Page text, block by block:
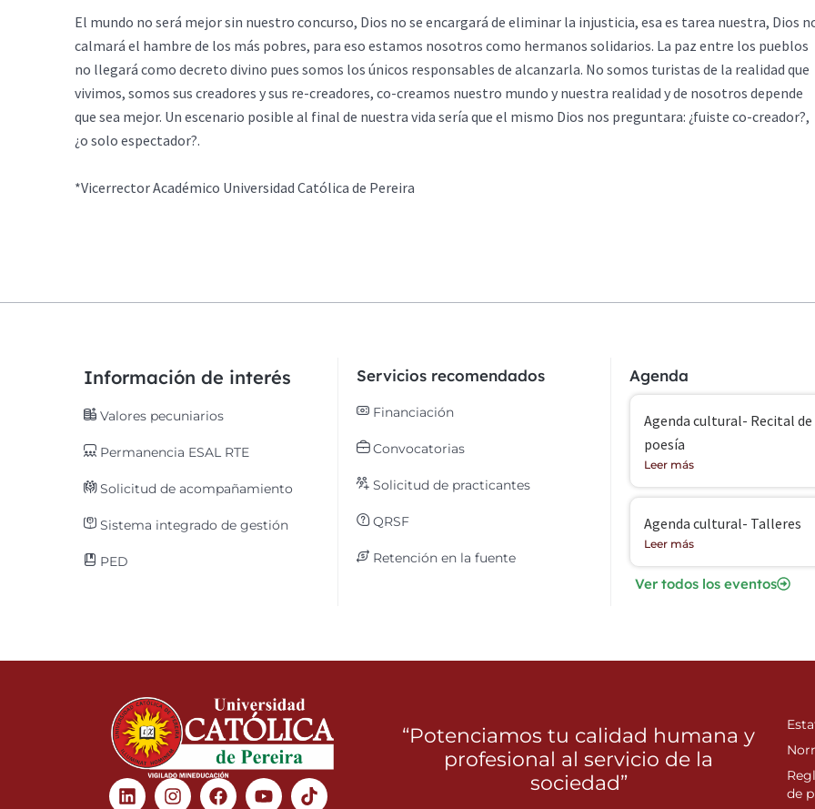
El mundo no será mejor sin nuestro concurso, Dios no se encargará de eliminar la injusticia, esa es tarea nuestra, Dios
calmará el hambre de los más pobres, para eso estamos nosotros como hermanos solidarios. La paz entre los pueblos
no llegará como decreto divino pues somos los únicos responsables de alcanzarla. No somos turistas de la realidad que
vivimos, somos sus creadores y sus re-creadores, co-creamos nuestro mundo y nuestra realidad y de nosotros depende
que sea mejor. Un escenario posible al final de nuestra vida sería que el mismo Dios nos preguntara: ¿fuiste co-creador?,
¿o solo espectador?.
*Vicerrector Académico Universidad Católica de Pereira
Información de interés
Valores pecuniarios
Permanencia ESAL RTE
Solicitud de acompañamiento
Sistema integrado de gestión
PED
Servicios recomendados
Financiación
Convocatorias
Solicitud de practicantes
QRSF
Retención en la fuente
Agenda
Agenda cultural- Recital de
poesía
Leer más
Agenda cultural- Talleres
Leer más
Ver todos los eventos
LinkedinInstagram
Facebook
Youtube
“Potenciamos tu calidad humana y
profesional al servicio de la
sociedad”
de